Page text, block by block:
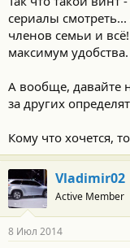
сериалы
членов семьи и
максимум удобства.
А вообще, давайте
за других
Кому что хочется,
Vladimir02
Active Member
8 Июл 2014